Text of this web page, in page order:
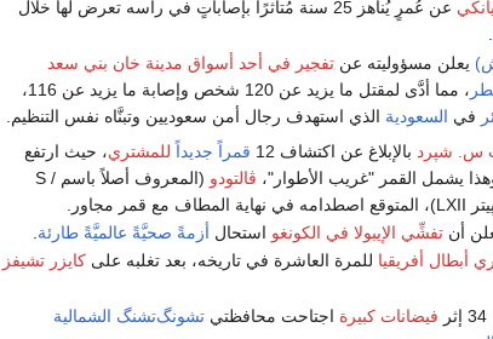
عن عُمرٍ يُناهز 25 سنة مُتأثرًا بإصاباتٍ في رأسه تعرض لها خلال
.
يعلن مسؤوليته عن تفجير في أحد أسواق مدينة خان بني سعد
، مما أدَّى لمقتل ما يزيد عن 120 شخص وإصابة ما يزيد عن 116،
في السعودية الذي استهدف رجال أمن سعوديين وتبنَّاه نفس التنظيم.
س. شپرد بالإبلاغ عن اكتشاف 12 قمراً جديداً للمشتري، حيث ارتفع
ڤالتودو
(المعروف أصلاً باسم S /
أنتفشِّي الإيبولا في الكونغو استحال أزمةً صحيَّةً عالميَّةً طارئة
أبطال أفريقيا للمرة العاشرة في تاريخه، بعد تغلبه علىكايزر تشيفز
فيضانات كبيرة اجتاحت محافظتيتشونگ‌تشنگ الشمالية